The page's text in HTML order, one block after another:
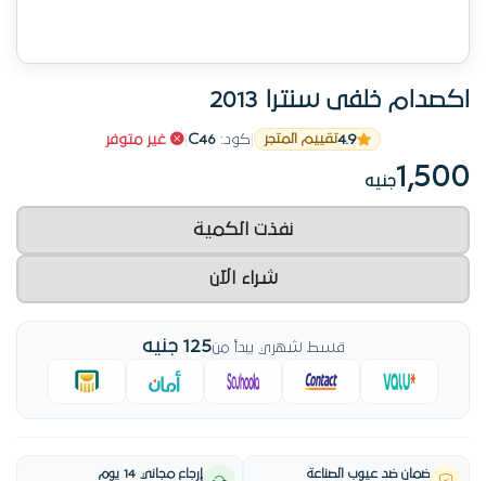
اكصدام خلفى سنترا 2013
4.9تقييم المتجر كود: C46 غير متوفر
1,500جنيه
نفذت الكمية
شراء الآن
قسط شهري يبدأ من125 جنيه
ضمان ضد عيوب الصناعة إرجاع مجاني 14 يوم